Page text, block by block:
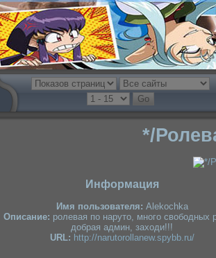
*/
Информация
Имя пользователя: Alekochka
Описание: ролевая по наруто, много свободных
добрая админ, заходи!!!
URL: http://narutorollanew.spybb.ru/